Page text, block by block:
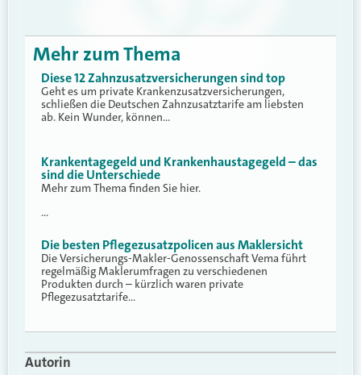
Mehr zum Thema
Diese 12 Zahnzusatzversicherungen sind top
Geht es um private Krankenzusatzversicherungen,
schließen die Deutschen Zahnzusatztarife am liebsten
ab. Kein Wunder, können…
Krankentagegeld und Krankenhaustagegeld – das
sind die Unterschiede
Mehr zum Thema finden Sie hier.
…
Die besten Pflegezusatzpolicen aus Maklersicht
Die Versicherungs-Makler-Genossenschaft Vema führt
regelmäßig Maklerumfragen zu verschiedenen
Produkten durch – kürzlich waren private
Pflegezusatztarife…
Autorin